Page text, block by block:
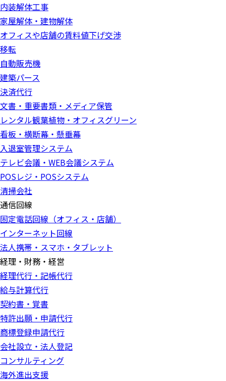
内装解体工事
家屋解体・建物解体
オフィスや店舗の賃料値下げ交渉
移転
自動販売機
建築パース
決済代行
文書・重要書類・メディア保管
レンタル観葉植物・オフィスグリーン
看板・横断幕・懸垂幕
入退室管理システム
テレビ会議・WEB会議システム
POSレジ・POSシステム
清掃会社
通信回線
固定電話回線（オフィス・店舗）
インターネット回線
法人携帯・スマホ・タブレット
経理・財務・経営
経理代行・記帳代行
給与計算代行
契約書・覚書
特許出願・申請代行
商標登録申請代行
会社設立・法人登記
コンサルティング
海外進出支援